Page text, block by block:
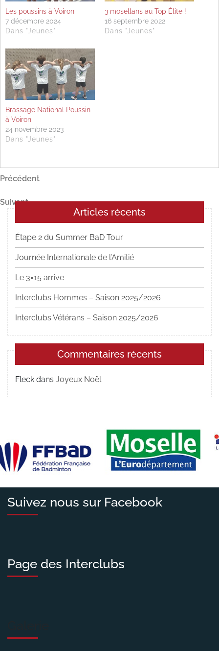
Les poussins à Voiron
7 décembre 2024
Dans "Jeunes"
3 mosellans au Top Élite !
16 septembre 2022
Dans "Jeunes"
Brassage National Poussin
à Voiron
24 novembre 2023
Dans "Jeunes"
Navigation
de
l’article
Article
Précédent
Article
suivant
Suivant
Articles récents
Étape 2 du Summer BaD Tour
Journée Internationale de l’Amitié
Le 3×15 arrive
Interclubs Hommes – Saison 2025/2026
Interclubs Vétérans – Saison 2025/2026
Commentaires récents
Fleck dans Joyeux Noël
Suivez nous sur Facebook
Page des Interclubs